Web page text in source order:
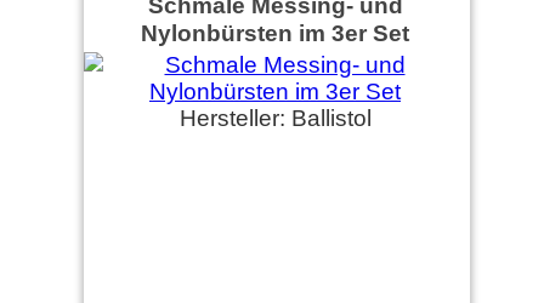
Nylonbürsten im 3er Set
Hersteller: Ballistol